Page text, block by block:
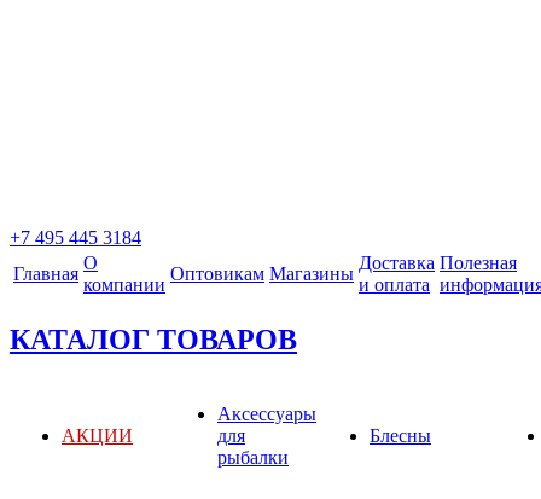
+7 495 445 3184
Главная
О
компании
Оптовикам Магазины
Доставка
и оплата
Полезная
КАТАЛОГ ТОВАРОВ
АКЦИИ
Аксессуары
для
рыбалки
Блесны